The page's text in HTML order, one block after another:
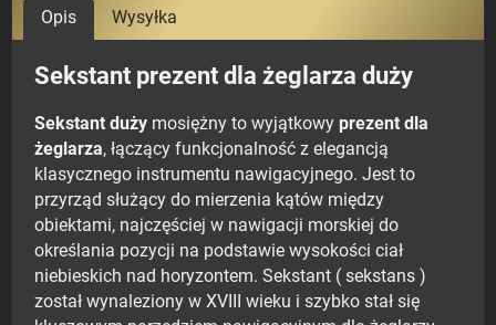
Opis Wysyłka
Sekstant prezent dla żeglarza duży
Sekstant duży mosiężny to wyjątkowy prezent dla
żeglarza, łączący funkcjonalność z elegancją
klasycznego instrumentu nawigacyjnego. Jest to
przyrząd służący do mierzenia kątów między
obiektami, najczęściej w nawigacji morskiej do
określania pozycji na podstawie wysokości ciał
niebieskich nad horyzontem. Sekstant ( sekstans )
został wynaleziony w XVIII wieku i szybko stał się